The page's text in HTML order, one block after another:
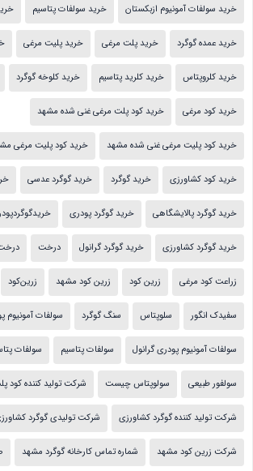
خرید سولفات آمونیوم ازبکستان خرید سولفات پتاسیم
خرید عمده گوگرد خرید پلت مرغی خرید پلیت مرغی
خرید کلروپتاس خرید کلرید پتاسیم خرید کلوخه گوگرد
خرید کود مرغی خرید کود پلت مرغی غنی شده مشهد
خرید کود پلیت مرغی غنی شده مشهد خرید کود پلیت مرغی
خرید کود کشاورزی خرید گوگرد خرید گوگرد عدسی
خرید گوگرد پالایشگاهی خرید گوگرد پودری
خرید گوگرد کشاورزی خرید گوگرد گرانول درخت
زراعت کود مرغی زرین کود زرین کود مشهد زرین‌کود
سفیدک انگور سلوپتاس سنگ گوگرد سولفات آمونیوم
سولفات آمونیوم پودری گرانول سولفات پتاسیم سولفات
سولفور طبیعی سولوپتاس چیست شرکت تولید کننده کود
شرکت تولید کننده گوگرد کشاورزی شرکت تولیدی گوگرد
شرکت زرین کود مشهد شماره تماس کارخانه گوگرد مشهد